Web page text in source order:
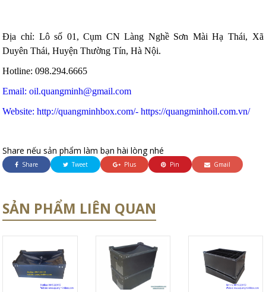
Địa chỉ: Lô số 01, Cụm CN Làng Nghề Sơn Mài Hạ Thái, Xã
Duyên Thái, Huyện Thường Tín, Hà Nội.
Hotline: 098.294.6665
Email: oil.quangminh@gmail.com
Website: http://quangminhbox.com/- https://quangminhoil.com.vn/
Share nếu sản phẩm làm bạn hài lòng nhé
Share Tweet Plus Pin Gmail
SẢN PHẨM LIÊN QUAN